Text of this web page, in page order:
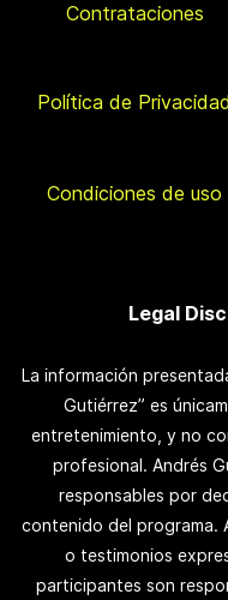
Contrataciones
Política de Privacidad
Condiciones de uso
Legal
La información
Gutiérrez” es
entretenimiento, y no
profesional. Andrés
responsables por
contenido del programa.
o testimonios
participantes son